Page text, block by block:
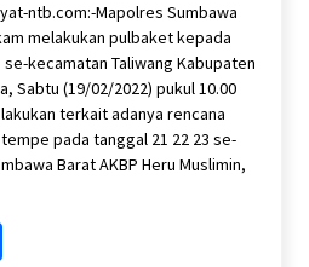
ntb.com:-Mapolres Sumbawa
melakukan pulbaket kepada
kecamatan Taliwang Kabupaten
Sabtu (19/02/2022) pukul 10.00
terkait adanya rencana
pada tanggal 21 22 23 se-
Barat AKBP Heru Muslimin,
Share